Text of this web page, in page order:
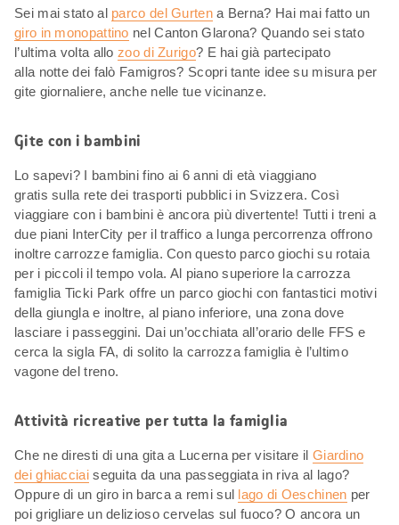
Sei mai stato al parco del Gurtena Berna? Hai mai fatto un
giro in monopattino nel Canton Glarona? Quando sei stato
l’ultima volta allozoo di Zurigo? E hai già partecipato
alla notte dei falò Famigros? Scopri tante idee su misura per
gite giornaliere, anche nelle tue vicinanze.
Gite con i bambini
Lo sapevi? I bambini fino ai 6 anni di età viaggiano
gratis sulla rete dei trasporti pubblici in Svizzera. Così
viaggiare con i bambini è ancora più divertente! Tutti i treni a
due piani InterCity per il traffico a lunga percorrenza offrono
inoltre carrozze famiglia. Con questo parco giochi su rotaia
per i piccoli il tempo vola. Al piano superiore la carrozza
famiglia Ticki Park offre un parco giochi con fantastici motivi
della giungla e inoltre, al piano inferiore, una zona dove
lasciare i passeggini. Dai un’occhiata all’orario delle FFS e
cerca la sigla FA, di solito la carrozza famiglia è l’ultimo
vagone del treno.
Attività ricreative per tutta la famiglia
Che ne diresti di una gita a Lucerna per visitare il Giardino
dei ghiacciaiseguita da una passeggiata in riva al lago?
Oppure di un giro in barca a remi sul lago di Oeschinen per
poi grigliare un delizioso cervelas sul fuoco? O ancora un